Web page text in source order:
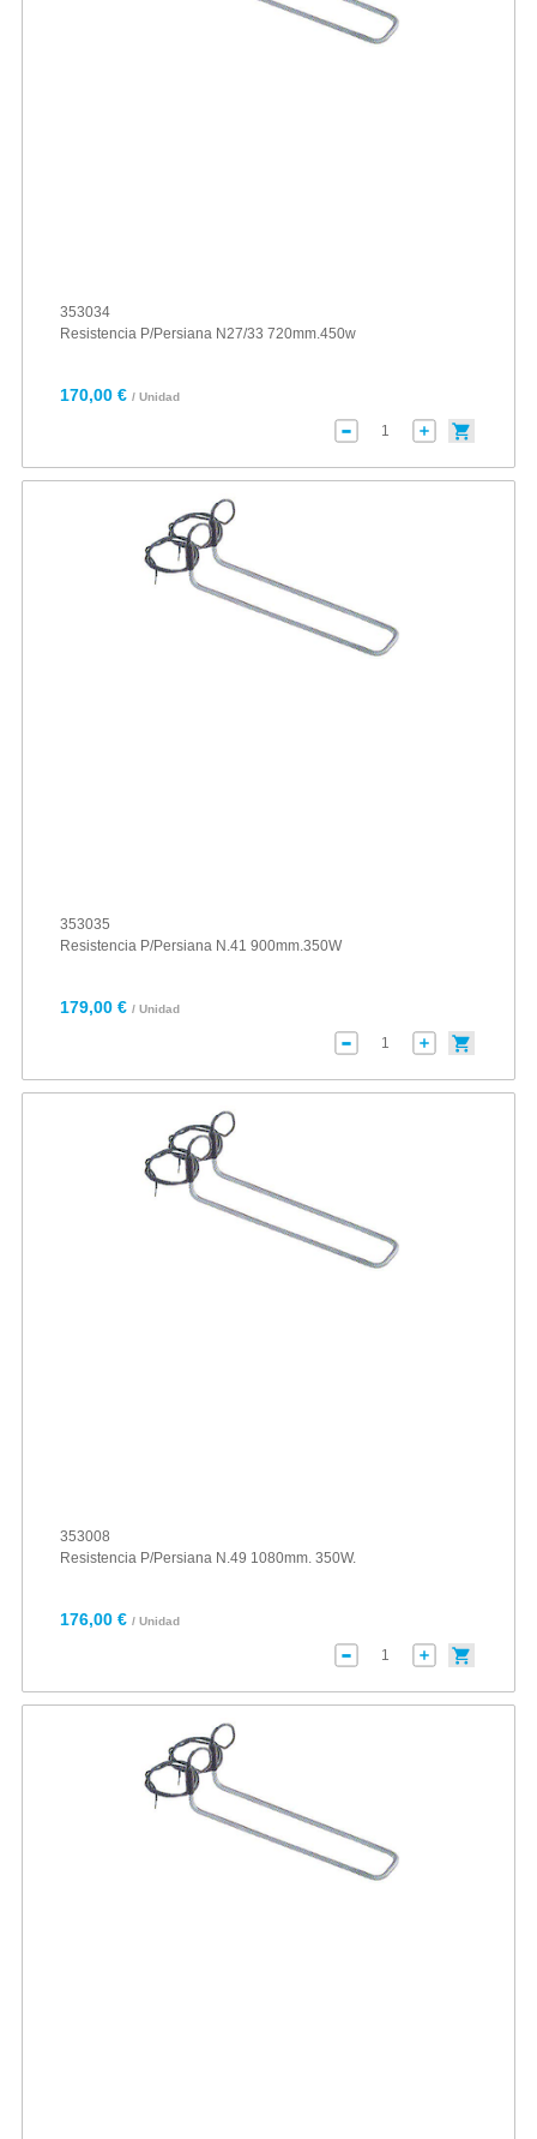
353034
Resistencia P/Persiana N27/33 720mm.450w
170,00 € / Unidad
353035
Resistencia P/Persiana N.41 900mm.350W
179,00 € / Unidad
353008
Resistencia P/Persiana N.49 1080mm. 350W.
176,00 € / Unidad